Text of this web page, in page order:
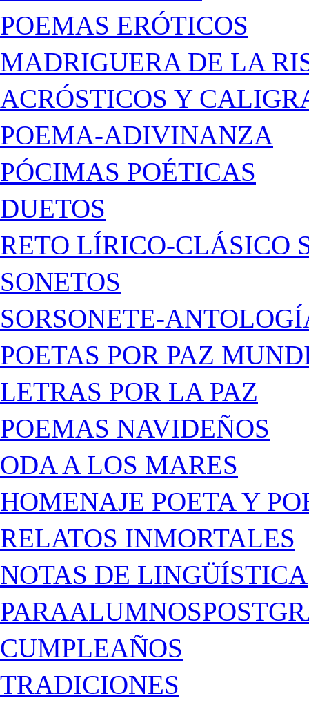
POEMAS ERÓTICOS
MADRIGUERA DE LA
ACRÓSTICOS Y
POEMA-ADIVINANZA
PÓCIMAS POÉTICAS
DUETOS
RETO LÍRICO-CLÁSICO
SONETOS
SORSONETE-
POETAS POR PAZ
LETRAS POR LA PAZ
POEMAS NAVIDEÑOS
ODA A LOS MARES
HOMENAJE POETA Y
RELATOS INMORTALES
NOTAS DE LINGÜÍSTICA
CUMPLEAÑOS
TRADICIONES